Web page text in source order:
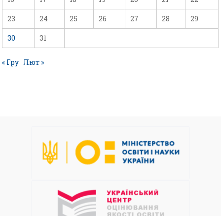
23 24 25 26 27 28 29
30 31
« Гру Лют »